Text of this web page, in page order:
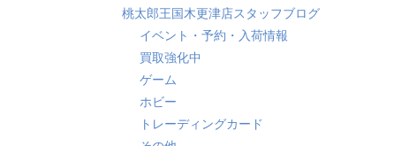
桃太郎王国木更津店スタッフブログ
イベント・予約・入荷情報
買取強化中
ゲーム
ホビー
トレーディングカード